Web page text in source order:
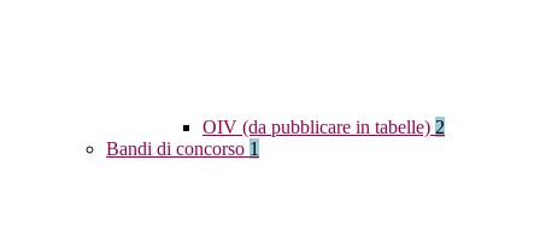
OIV (da pubblicare in tabelle) 2
Bandi di concorso 1